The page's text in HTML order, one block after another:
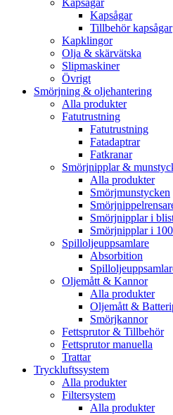
Kapsågar
Kapsågar
Tillbehör kapsågar
Kapklingor
Olja & skärvätska
Slipmaskiner
Övrigt
Smörjning & oljehantering
Alla produkter
Fatutrustning
Fatutrustning
Fatadaptrar
Fatkranar
Smörjnipplar &
Alla produkter
Smörjmunstycken
Smörjnipplar i
Smörjnipplar i
Spilloljeuppsamlare
Absorbition
Oljemått & Kannor
Alla produkter
Oljemått &
Smörjkannor
Fettsprutor & Tillbehör
Fettsprutor manuella
Trattar
Tryckluftssystem
Alla produkter
Filtersystem
Alla produkter